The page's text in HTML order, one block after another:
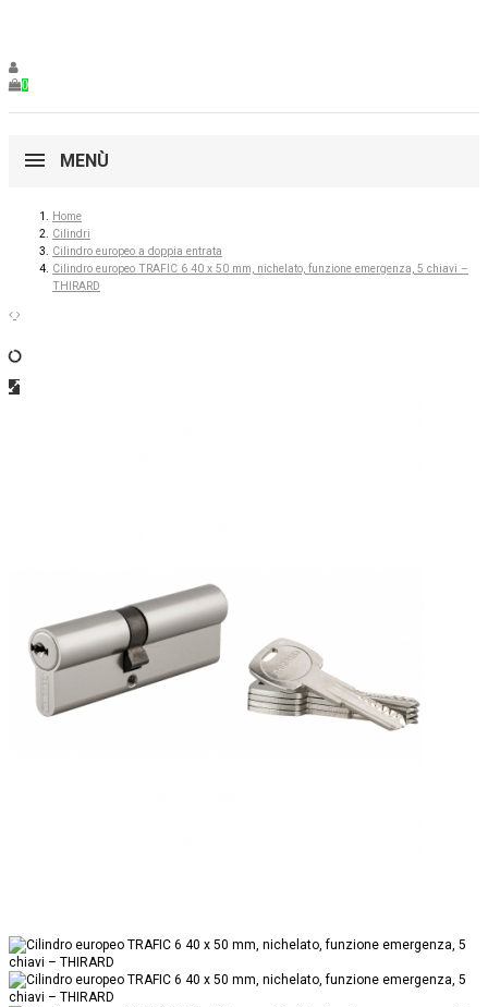
0
MENÙ
Home
Cilindri
Cilindro europeo a doppia entrata
Cilindro europeo TRAFIC 6 40 x 50 mm, nichelato, funzione emergenza, 5 chiavi –
THIRARD